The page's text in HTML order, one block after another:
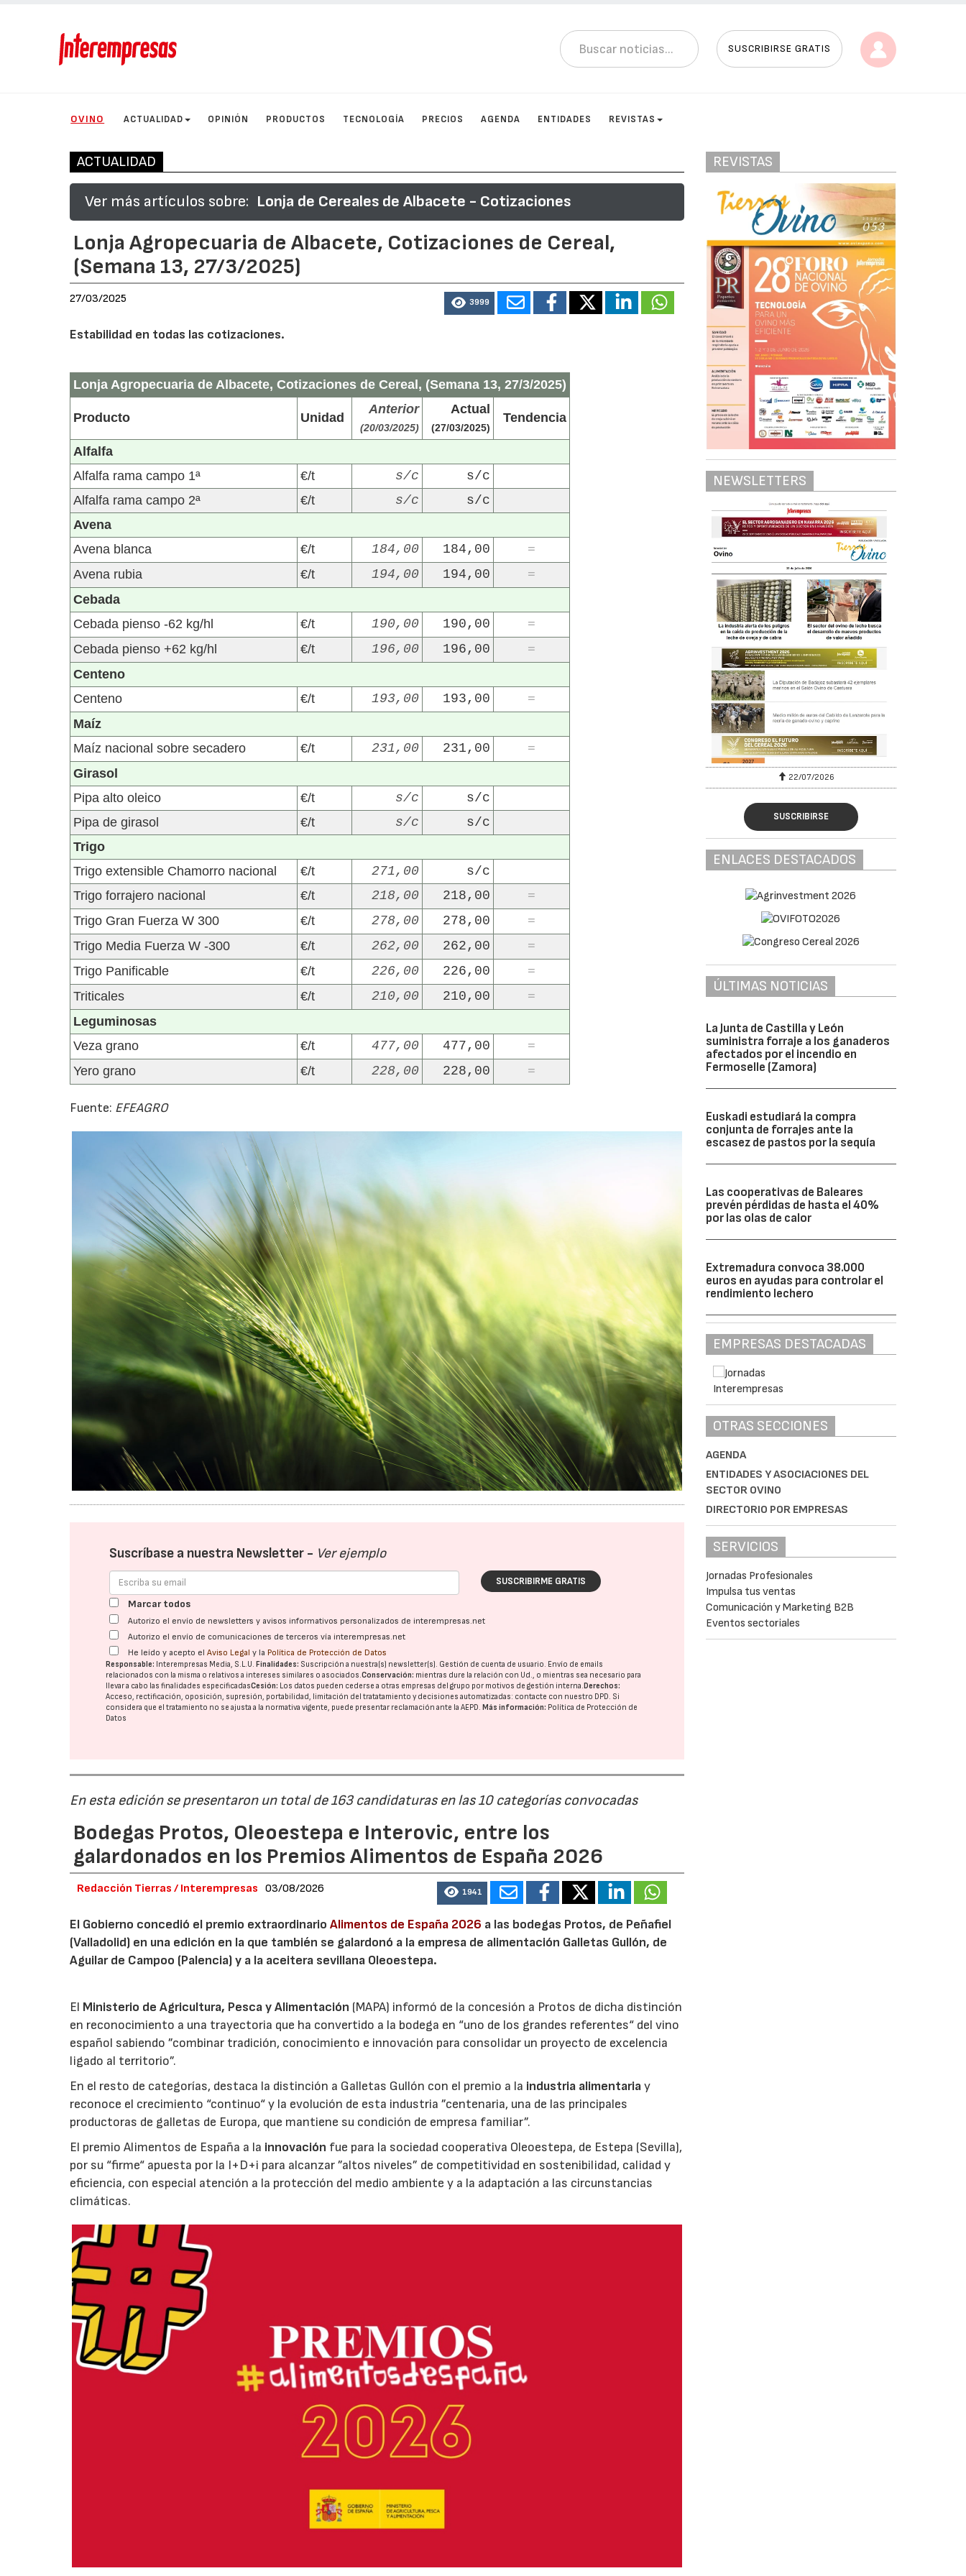
SUSCRIBIRSE GRATIS
OVINO ACTUALIDAD OPINIÓN PRODUCTOS TECNOLOGÍA PRECIOS AGENDA ENTIDADES REVISTAS
ACTUALIDAD
Ver más artículos sobre: Lonja de Cereales de Albacete - Cotizaciones
Lonja Agropecuaria de Albacete, Cotizaciones de Cereal,
(Semana 13, 27/3/2025)
27/03/2025 3999
Estabilidad en todas las cotizaciones.
Lonja Agropecuaria de Albacete, Cotizaciones de Cereal, (Semana 13, 27/3/2025)
Producto Unidad
Anterior
(20/03/2025)
Actual
(27/03/2025)
Tendencia
Alfalfa
Alfalfa rama campo 1ª
€/t s/c
s/c
Alfalfa rama campo 2ª
€/t s/c
s/c
Avena
Avena blanca
€/t 184,00 184,00
=
Avena rubia
€/t 194,00 194,00
=
Cebada
Cebada pienso -62 kg/hl
€/t 190,00 190,00
=
Cebada pienso +62 kg/hl
€/t 196,00 196,00
=
Centeno
Centeno
€/t 193,00 193,00
=
Maíz
Maíz nacional sobre secadero
€/t 231,00 231,00
=
Girasol
Pipa alto oleico
€/t s/c
s/c
Pipa de girasol
€/t s/c
s/c
Trigo
Trigo extensible Chamorro nacional
€/t 271,00
s/c
Trigo forrajero nacional
€/t 218,00 218,00
=
Trigo Gran Fuerza W 300
€/t 278,00 278,00
=
Trigo Media Fuerza W -300
€/t 262,00 262,00
=
Trigo Panificable
€/t 226,00 226,00
=
Triticales
€/t 210,00 210,00
=
Leguminosas
Veza grano
€/t 477,00 477,00
=
Yero grano
€/t 228,00 228,00 =
Fuente: EFEAGRO
Suscríbase a nuestra Newsletter - Ver ejemplo
SUSCRIBIRME GRATIS
Marcar todos
Autorizo el envío de newsletters y avisos informativos personalizados de interempresas.net
Autorizo el envío de comunicaciones de terceros vía interempresas.net
He leído y acepto elAviso Legal y la Política de Protección de Datos
Responsable: Interempresas Media, S.L.U.Finalidades: Suscripción a nuestra(s) newsletter(s). Gestión de cuenta de usuario. Envío de emails
relacionados con la misma o relativos a intereses similares o asociados.Conservación: mientras dure la relación con Ud., o mientras sea necesario para
llevar a cabo las finalidades especificadasCesión: Los datos pueden cederse a otras empresas del grupo por motivos de gestión interna.Derechos:
Acceso, rectificación, oposición, supresión, portabilidad, limitación del tratatamiento y decisiones automatizadas: contacte con nuestro DPD. Si
considera que el tratamiento no se ajusta a la normativa vigente, puede presentar reclamación ante laAEPD.Más información: Política de Protección de
Datos
En esta edición se presentaron un total de 163 candidaturas en las 10 categorías convocadas
Bodegas Protos, Oleoestepa e Interovic, entre los
galardonados en los Premios Alimentos de España 2026
Redacción Tierras / Interempresas 03/08/2026 1941
El Gobierno concedió el premio extraordinarioAlimentos de España 2026 a las bodegas Protos, de Peñafiel
(Valladolid) en una edición en la que también se galardonó a la empresa de alimentación Galletas Gullón, de
Aguilar de Campoo (Palencia) y a la aceitera sevillana Oleoestepa.
El Ministerio de Agricultura, Pesca y Alimentación (MAPA) informó de la concesión a Protos de dicha distinción
en reconocimiento a una trayectoria que ha convertido a la bodega en “uno de los grandes referentes“ del vino
español sabiendo ”combinar tradición, conocimiento e innovación para consolidar un proyecto de excelencia
ligado al territorio”.
En el resto de categorías, destaca la distinción a Galletas Gullón con el premio a la industria alimentariay
reconoce el crecimiento “continuo“ y la evolución de esta industria ”centenaria, una de las principales
productoras de galletas de Europa, que mantiene su condición de empresa familiar”.
El premio Alimentos de España a la innovación fue para la sociedad cooperativa Oleoestepa, de Estepa (Sevilla),
por su “firme“ apuesta por la I+D+i para alcanzar ”altos niveles” de competitividad en sostenibilidad, calidad y
eficiencia, con especial atención a la protección del medio ambiente y a la adaptación a las circunstancias
climáticas.
REVISTAS
NEWSLETTERS
22/07/2026
SUSCRIBIRSE
ENLACES DESTACADOS
ÚLTIMAS NOTICIAS
La Junta de Castilla y León
suministra forraje a los ganaderos
afectados por el incendio en
Fermoselle (Zamora)
Euskadi estudiará la compra
conjunta de forrajes ante la
escasez de pastos por la sequía
Las cooperativas de Baleares
prevén pérdidas de hasta el 40%
por las olas de calor
Extremadura convoca 38.000
euros en ayudas para controlar el
rendimiento lechero
EMPRESAS DESTACADAS
OTRAS SECCIONES
AGENDA
ENTIDADES Y ASOCIACIONES DEL
SECTOR OVINO
DIRECTORIO POR EMPRESAS
SERVICIOS
Jornadas Profesionales
Impulsa tus ventas
Comunicación y Marketing B2B
Eventos sectoriales